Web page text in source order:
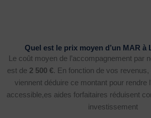
Quel est le prix moyen d’un MAR à
Le coût moyen de l’accompagnement par
est de 2 500 €. En fonction de vos
viennent déduire ce montant pour rendre
accessible,es aides forfaitaires réduisent
investissement